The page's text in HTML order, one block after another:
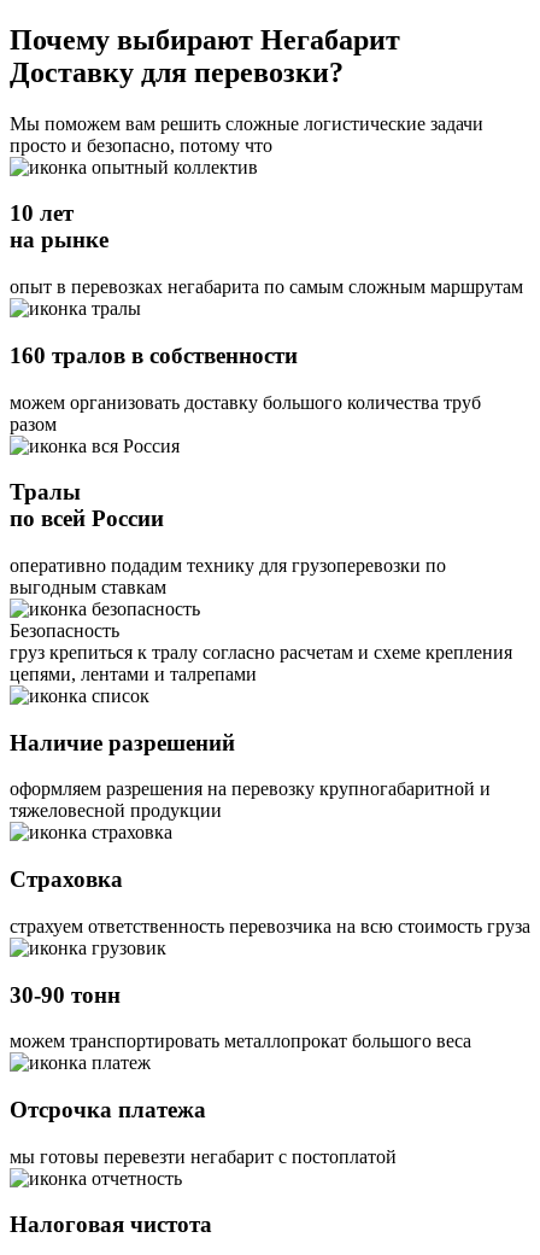
Почему выбирают Негабарит
Доставку для перевозки?
Мы поможем вам решить сложные логистические задачи
просто и безопасно, потому что
10 лет
на рынке
опыт в перевозках негабарита по самым сложным маршрутам
160 тралов в собственности
можем организовать доставку большого количества труб
разом
Тралы
по всей России
оперативно подадим технику для грузоперевозки по
выгодным ставкам
Безопасность
груз крепиться к тралу согласно расчетам и схеме крепления
цепями, лентами и талрепами
Наличие разрешений
оформляем разрешения на перевозку крупногабаритной и
тяжеловесной продукции
Страховка
страхуем ответственность перевозчика на всю стоимость груза
30-90 тонн
можем транспортировать металлопрокат большого веса
Отсрочка платежа
мы готовы перевезти негабарит с постоплатой
Налоговая чистота